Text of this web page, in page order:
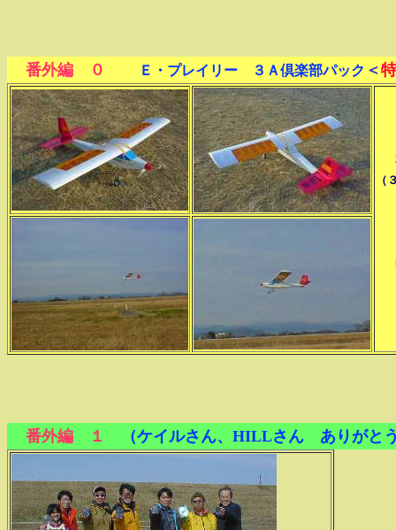
番外編 ０ Ｅ・プレイリー ３Ａ倶楽部パック ＜
（
番外編 １ （ケイルさん、HILLさん ありがと